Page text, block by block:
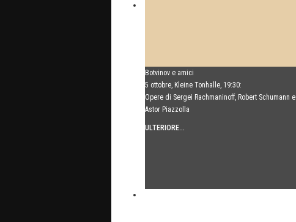
Botvinov e amici
5 ottobre, Kleine Tonhalle, 19:30:
Opere di Sergei Rachmaninoff, Robert Schumann e
Astor Piazzolla
ULTERIORE...